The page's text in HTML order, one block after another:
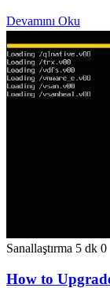
Devamını Oku
Sanallaştırma 5 dk 0
How to